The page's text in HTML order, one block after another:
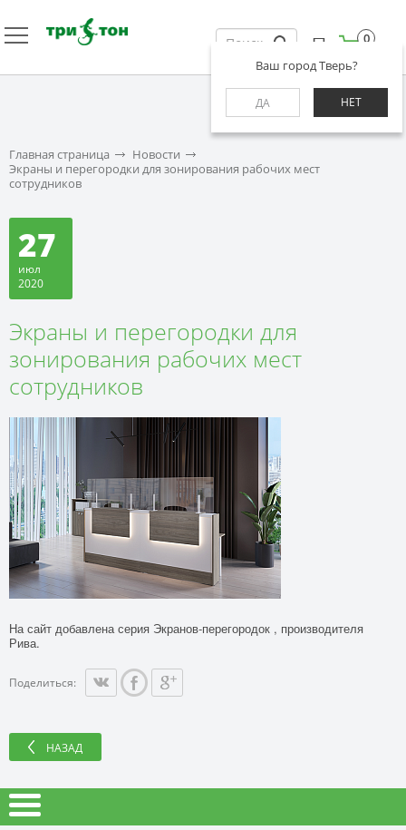
Ваш город Тверь?
ДА НЕТ
0
Главная страница
Новости
Экраны и перегородки для зонирования рабочих мест
сотрудников
27
июл
2020
Экраны и перегородки для
зонирования рабочих мест
сотрудников
На сайт добавлена серия Экранов-перегородок , производителя
Рива.
Поделиться:
НАЗАД